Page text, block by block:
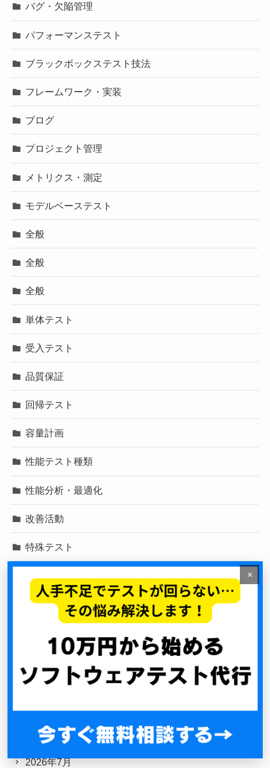
バグ・欠陥管理
パフォーマンステスト
ブラックボックステスト技法
フレームワーク・実装
ブログ
プロジェクト管理
メトリクス・測定
モデルベーステスト
全般
全般
全般
単体テスト
受入テスト
品質保証
回帰テスト
容量計画
性能テスト種類
性能分析・最適化
改善活動
特殊テスト
自動化戦略
2026年8月
2026年7月
×